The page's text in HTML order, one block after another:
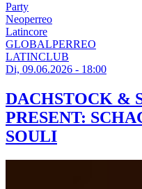
Party
Neoperreo
Latincore
GLOBALPERREO
LATINCLUB
Di, 09.06.2026 - 18:00
DACHSTOCK &
PRESENT:
SOULI